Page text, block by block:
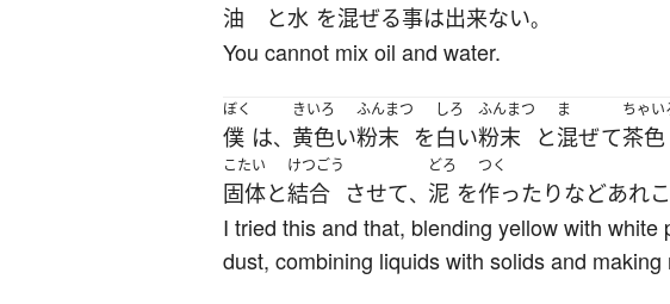
油 と水 を混ぜる事は出来ない。
You cannot mix oil and water.
ぼく
僕 は、
きいろ
黄色い
ふんまつ
粉末 を
しろ
白い
ふんまつ
粉末 と
ま
混ぜて
ちゃい
茶色
こたい
固体と
けつごう
結合 させて、
どろ
泥 を
つく
作ったりなどあれ
I tried this and that, blending yellow with
dust, combining liquids with solids and making